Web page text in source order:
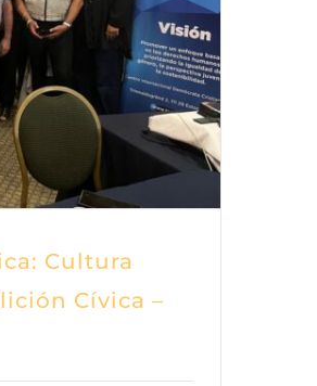
Cultura
Cívica –